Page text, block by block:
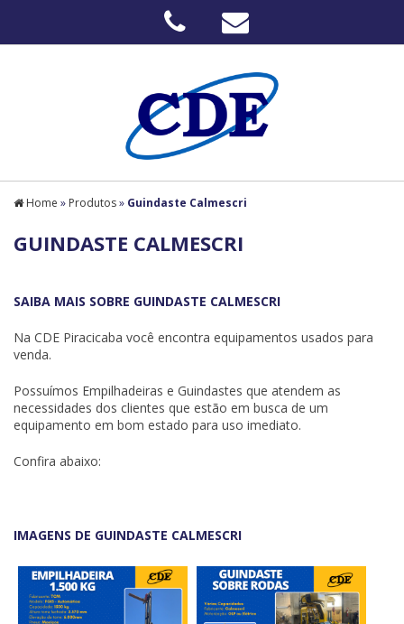
Home » Produtos» Guindaste Calmescri
GUINDASTE CALMESCRI
SAIBA MAIS SOBRE GUINDASTE CALMESCRI
Na CDE Piracicaba você encontra equipamentos usados para
venda.
Possuímos Empilhadeiras e Guindastes que atendem as
necessidades dos clientes que estão em busca de um
equipamento em bom estado para uso imediato.
Confira abaixo:
IMAGENS DE GUINDASTE CALMESCRI